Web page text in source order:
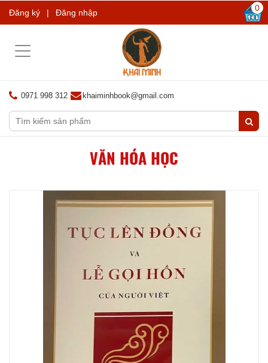
Đăng ký | Đăng nhập 0
Toggle
0971 998 312 khaiminhbook@gmail.com
VĂN HÓA HỌC